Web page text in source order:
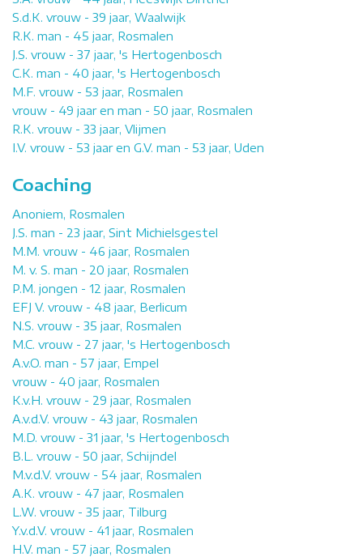
S.d.K. vrouw - 39 jaar, Waalwijk
R.K. man - 45 jaar, Rosmalen
J.S. vrouw - 37 jaar, 's Hertogenbosch
C.K. man - 40 jaar, 's Hertogenbosch
M.F. vrouw - 53 jaar, Rosmalen
vrouw - 49 jaar en man - 50 jaar, Rosmalen
R.K. vrouw - 33 jaar, Vlijmen
I.V. vrouw - 53 jaar en G.V. man - 53 jaar, Uden
Coaching
Anoniem, Rosmalen
J.S. man - 23 jaar, Sint Michielsgestel
M.M. vrouw - 46 jaar, Rosmalen
M. v. S. man - 20 jaar, Rosmalen
P.M. jongen - 12 jaar, Rosmalen
EFJ V. vrouw - 48 jaar, Berlicum
N.S. vrouw - 35 jaar, Rosmalen
M.C. vrouw - 27 jaar, 's Hertogenbosch
A.v.O. man - 57 jaar, Empel
vrouw - 40 jaar, Rosmalen
K.v.H. vrouw - 29 jaar, Rosmalen
A.v.d.V. vrouw - 43 jaar, Rosmalen
M.D. vrouw - 31 jaar, 's Hertogenbosch
B.L. vrouw - 50 jaar, Schijndel
M.v.d.V. vrouw - 54 jaar, Rosmalen
A.K. vrouw - 47 jaar, Rosmalen
L.W. vrouw - 35 jaar, Tilburg
Y.v.d.V. vrouw - 41 jaar, Rosmalen
H.V. man - 57 jaar, Rosmalen